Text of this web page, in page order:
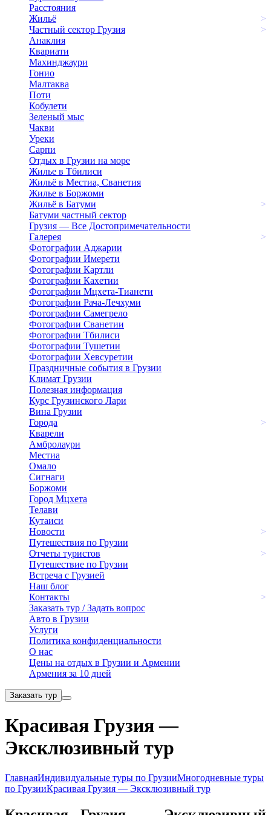
Расстояния
Жильё
>
Частный сектор Грузия
>
Анаклия
Квариати
Махинджаури
Гонио
Малтаква
Поти
Кобулети
Зеленый мыс
Чакви
Уреки
Сарпи
Отдых в Грузии на море
Жилье в Тбилиси
Жильё в Местиа, Сванетия
Жилье в Боржоми
Жильё в Батуми
>
Батуми частный сектор
Грузия — Все Достопримечательности
Галерея
>
Фотографии Аджарии
Фотографии Имерети
Фотографии Картли
Фотографии Кахетии
Фотографии Мцхета-Тианети
Фотографии Рача-Лечхуми
Фотографии Самегрело
Фотографии Сванетии
Фотографии Тбилиси
Фотографии Тушетии
Фотографии Хевсуретии
Праздничные события в Грузии
Климат Грузии
Полезная информация
Курс Грузинского Лари
Вина Грузии
Города
>
Кварели
Амбролаури
Местиа
Омало
Сигнаги
Боржоми
Город Мцхета
Телави
Кутаиси
Новости
>
Путешествия по Грузии
Отчеты туристов
>
Путешествие по Грузии
Встреча с Грузией
Наш блог
Контакты
>
Заказать тур / Задать вопрос
Авто в Грузии
Услуги
Политика конфиденциальности
О нас
Цены на отдых в Грузии и Армении
Армения за 10 дней
Заказать тур
Красивая Грузия —
Эксклюзивный тур
ГлавнаяИндивидуальные туры по ГрузииМногодневные туры
по ГрузииКрасивая Грузия — Эксклюзивный тур